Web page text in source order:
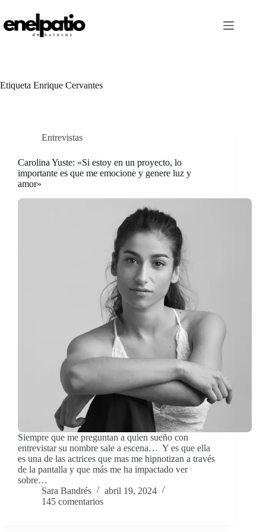
contenido
Etiqueta Enrique Cervantes
Entrevistas
Carolina Yuste: «Si estoy en un proyecto, lo
importante es que me emocione y genere luz y
amor»
Siempre que me preguntan a quien sueño con
entrevistar su nombre sale a escena… Y es que ella
es una de las actrices que mas me hipnotizan a través
de la pantalla y que más me ha impactado ver
sobre…
Sara Bandrés
abril 19, 2024
145 comentarios